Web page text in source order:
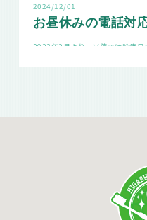
2024/12/01
お昼休みの電話対
2023年2月より、当院では診療日
5/29の診療時間に
5/29（金）の診療は17時までと